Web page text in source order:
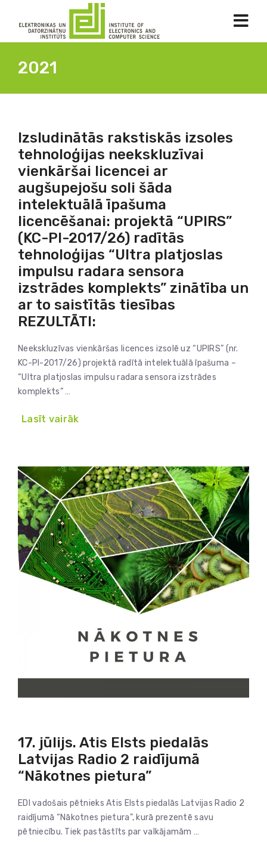
2021
Izsludinātās rakstiskās izsoles
tehnoloģijas neekskluzīvai
vienkāršai licencei ar
augšupejošu soli šāda
intelektuālā īpašuma
licencēšanai: projektā “UPIRS”
(KC-PI-2017/26) radītās
tehnoloģijas “Ultra platjoslas
impulsu radara sensora
izstrādes komplekts” zinātība un
ar to saistītās tiesības
REZULTĀTI:
Neekskluzīvas vienkāršas licences izsolē uz “UPIRS” (nr.
KC-PI-2017/26) projektā radītā intelektuālā īpašuma –
“Ultra platjoslas impulsu radara sensora izstrādes
komplekts” …
Lasīt vairāk
17. jūlijs. Atis Elsts piedalās
Latvijas Radio 2 raidījumā
“Nākotnes pietura”
EDI vadošais pētnieks Atis Elsts piedalās Latvijas Radio 2
raidījumā “Nākotnes pietura”, kurā prezentē savu
pētniecību. Tiek pastāstīts par valkājamām …